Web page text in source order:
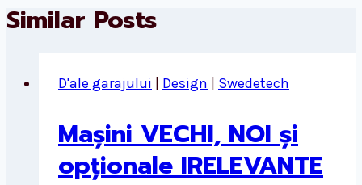
Similar Posts
D'ale garajului Design Swedetech
Mașini VECHI, NOI și
opționale IRELEVANTE